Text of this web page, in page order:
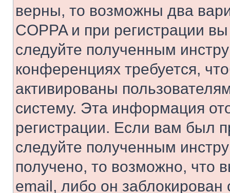
верны, то возможны два
COPPA и при регистрации
следуйте полученным
конференциях требуется,
активированы
систему. Эта информация
регистрации. Если вам был
следуйте полученным
получено, то возможно, что
email, либо он